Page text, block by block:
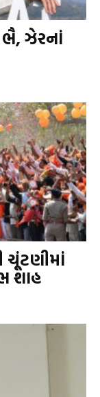
ઝેરનાં
ચૂંટણીમાં
શાહ